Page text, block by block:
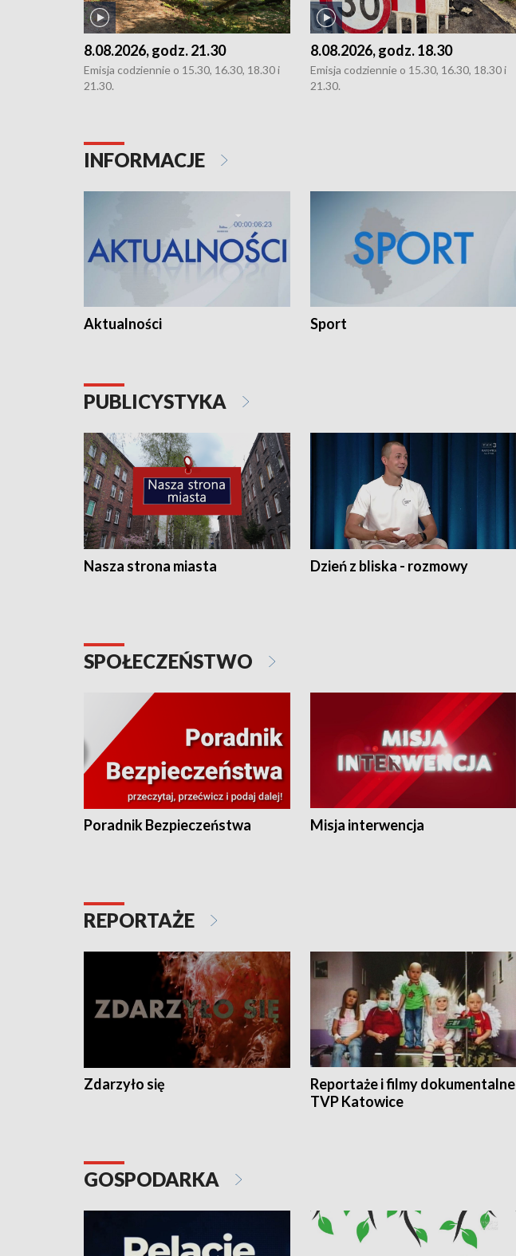
8.08.2026, godz. 21.30
Emisja codziennie o 15.30, 16.30, 18.30 i
21.30.
8.08.2026, godz. 18.30
Emisja codziennie o 15.30, 16.30, 18.30 i
21.30.
INFORMACJE
Aktualności Sport
PUBLICYSTYKA
Nasza strona miasta Dzień z bliska - rozmowy
SPOŁECZEŃSTWO
Poradnik Bezpieczeństwa Misja interwencja
REPORTAŻE
Zdarzyło się
Reportaże i filmy dokumentalne
TVP Katowice
GOSPODARKA